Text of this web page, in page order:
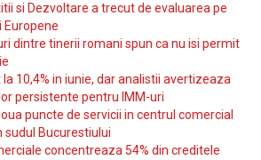
si Dezvoltare a trecut de evaluarea pe
Europene
dintre tinerii romani spun ca nu isi permit
10,4% in iunie, dar analistii avertizeaza
persistente pentru IMM-uri
puncte de servicii in centrul comercial
sudul Bucurestiului
concentreaza 54% din creditele